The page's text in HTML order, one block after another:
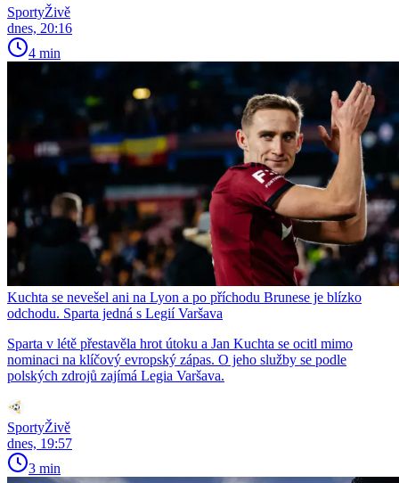
SportyŽivě
dnes, 20:16
4 min
Kuchta se nevešel ani na Lyon a po příchodu Brunese je blízko
odchodu. Sparta jedná s Legií Varšava
Sparta v létě přestavěla hrot útoku a Jan Kuchta se ocitl mimo
nominaci na klíčový evropský zápas. O jeho služby se podle
polských zdrojů zajímá Legia Varšava.
SportyŽivě
dnes, 19:57
3 min